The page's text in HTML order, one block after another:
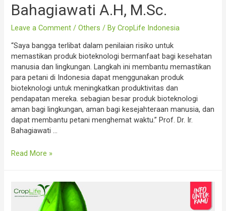
Bahagiawati A.H, M.Sc.
Leave a Comment /Others / ByCropLife Indonesia
“Saya bangga terlibat dalam penilaian risiko untuk
memastikan produk bioteknologi bermanfaat bagi kesehatan
manusia dan lingkungan. Langkah ini membantu memastikan
para petani di Indonesia dapat menggunakan produk
bioteknologi untuk meningkatkan produktivitas dan
pendapatan mereka. sebagian besar produk bioteknologi
aman bagi lingkungan, aman bagi kesejahteraan manusia, dan
dapat membantu petani menghemat waktu.” Prof. Dr. Ir.
Bahagiawati …
Kutipan
Ir.
Bahagiawati
Read More »